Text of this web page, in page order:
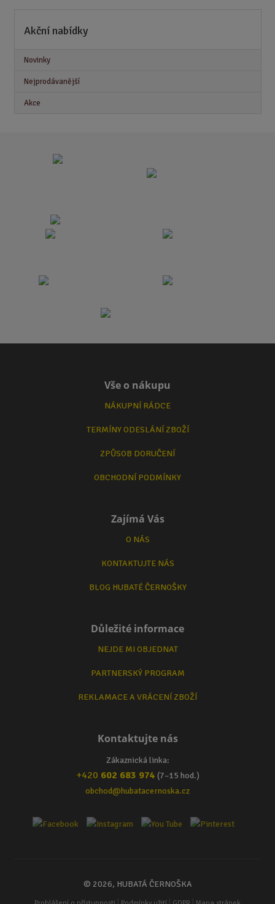
Akční nabídky
Novinky
Nejprodávanější
Akce
Vše o nákupu
NÁKUPNÍ RÁDCE
TERMÍNY ODESLÁNÍ ZBOŽÍ
ZPŮSOB DORUČENÍ
OBCHODNÍ PODMÍNKY
Zajímá Vás
O NÁS
KONTAKTUJTE NÁS
BLOG HUBATÉ ČERNOŠKY
Důležité informace
NEJDE MI OBJEDNAT
PARTNERSKÝ PROGRAM
REKLAMACE A VRÁCENÍ ZBOŽÍ
Kontaktujte nás
Zákaznická linka:
+420 602 683 974 (7–15 hod.)
obchod@hubatacernoska.cz
© 2026, HUBATÁ ČERNOŠKA